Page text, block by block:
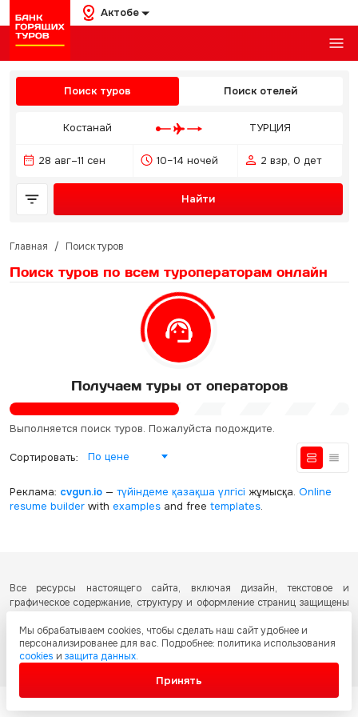
Актобе
Поиск туров Поиск отелей
Костанай ТУРЦИЯ
28 авг–11 сен 10–14 ночей 2 взр, 0 дет
Найти
Главная / Поиск туров
Поиск туров по всем туроператорам онлайн
Получаем туры от операторов
Выполняется поиск туров. Пожалуйста подождите.
Сортировать: По цене
Реклама: cvgun.io— түйіндеме қазақша үлгісі жұмысқа. Online
resume builderwith examplesand free templates.
Все ресурсы настоящего сайта, включая дизайн, текстовое и
графическое содержание, структуру и оформление страниц защищены
Казахстан об охране авторских прав и интеллектуальной собственности.
Любое копирование и распространение материалов сайта без
письменного разрешения запрещено.
Мы обрабатываем cookies, чтобы сделать наш сайт удобнее и
персонализированее для вас. Подробнее: политика использования
cookies и защита данных.
Принять